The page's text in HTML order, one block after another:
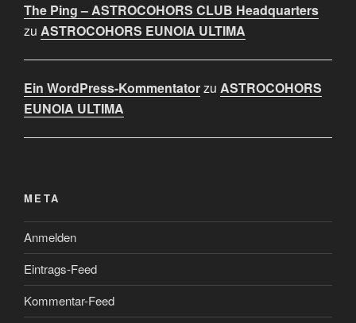
The Ping – ASTROCOHORS CLUB Headquarters
zu ASTROCOHORS EUNOIA ULTIMA
Ein WordPress-Kommentatorzu ASTROCOHORS
EUNOIA ULTIMA
META
Anmelden
Eintrags-Feed
Kommentar-Feed